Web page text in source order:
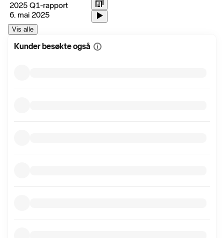
2025 Q1-rapport
6. mai 2025
Vis alle
Kunder besøkte også Vis